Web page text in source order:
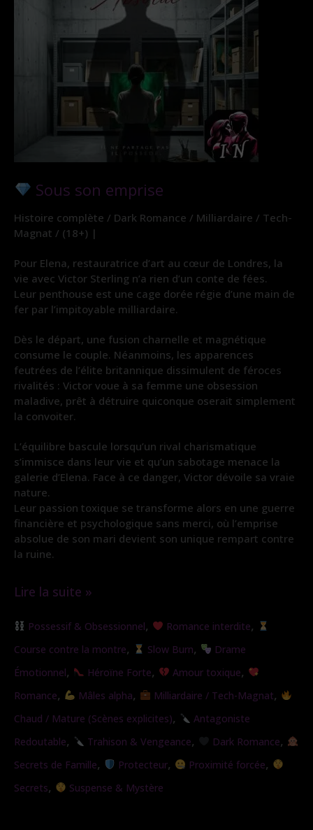
Sous son emprise
Histoire complète / Dark Romance / Milliardaire / Tech-
Magnat / (18+) |
Pour Elena, restauratrice d’art au cœur de Londres, la
vie avec Victor Sterling n’a rien d’un conte de fées.
Leur penthouse est une cage dorée régie d’une main de
fer par l’impitoyable milliardaire.
Dès le départ, une fusion charnelle et magnétique
consume le couple. Néanmoins, les apparences
feutrées de l’élite britannique dissimulent de féroces
rivalités : Victor voue à sa femme une obsession
maladive, prêt à détruire quiconque oserait simplement
la convoiter.
L’équilibre bascule lorsqu’un rival charismatique
s’immisce dans leur vie et qu’un sabotage menace la
galerie d’Elena. Face à ce danger, Victor dévoile sa vraie
nature.
Leur passion toxique se transforme alors en une guerre
financière et psychologique sans merci, où l’emprise
absolue de son mari devient son unique rempart contre
la ruine.
Lire la suite »
Possessif & Obsessionnel, Romance interdite,
Course contre la montre, Slow Burn,
Drame
Émotionnel, Héroïne Forte, Amour toxique,
Romance, Mâles alpha, Milliardaire / Tech-Magnat,
Chaud / Mature (Scènes explicites),
Antagoniste
Redoutable, Trahison & Vengeance, Dark Romance,
Secrets de Famille, Protecteur, Proximité forcée,
Secrets, Suspense & Mystère